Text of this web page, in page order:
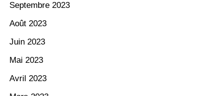
Septembre 2023
Août 2023
Juin 2023
Mai 2023
Avril 2023